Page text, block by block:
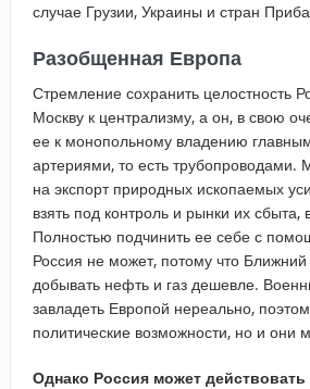
случае Грузии, Украины и стран
Разобщенная Европа
Стремление сохранить целостность
Москву к централизму, а он, в свою
ее к монопольному владению
артериями, то есть трубопроводами.
на экспорт природных ископаемых
взять под контроль и рынки их сбыта,
Полностью подчинить ее себе с
Россия не может, потому что Ближний
добывать нефть и газ дешевле.
завладеть Европой нереально,
политические возможности, но и они
Однако Россия может